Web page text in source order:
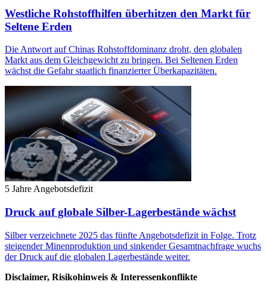
Westliche Rohstoffhilfen überhitzen den Markt für
Seltene Erden
Die Antwort auf Chinas Rohstoffdominanz droht, den globalen
Markt aus dem Gleichgewicht zu bringen. Bei Seltenen Erden
wächst die Gefahr staatlich finanzierter Überkapazitäten.
5 Jahre Angebotsdefizit
Druck auf globale Silber-Lagerbestände wächst
Silber verzeichnete 2025 das fünfte Angebotsdefizit in Folge. Trotz
steigender Minenproduktion und sinkender Gesamtnachfrage wuchs
der Druck auf die globalen Lagerbestände weiter.
Disclaimer, Risikohinweis & Interessenkonflikte